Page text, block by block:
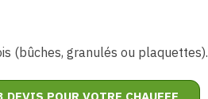
(bûches, granulés ou plaquettes).